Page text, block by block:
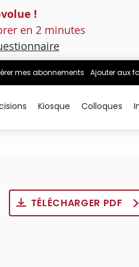
!
en 2 minutes
mes abonnements Ajouter aux
Kiosque Colloques
TÉLÉCHARGER PDF